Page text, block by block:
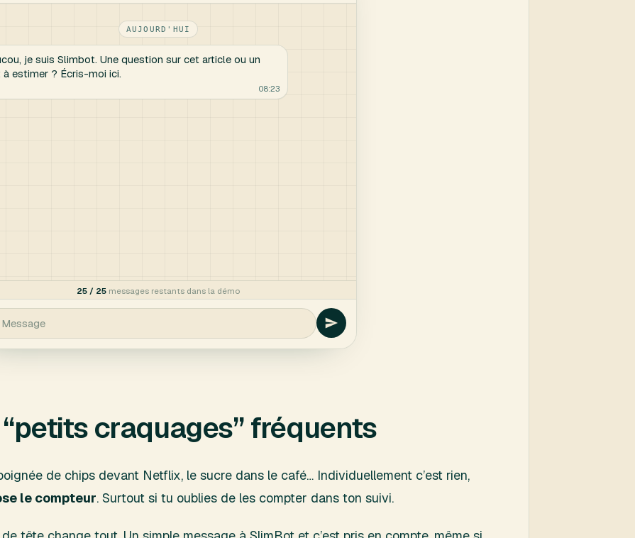
craquages” fréquents
de chips devant Netflix, le sucre dans le café… Individuellement c’est rien,
le compteur. Surtout si tu oublies de les compter dans ton suivi.